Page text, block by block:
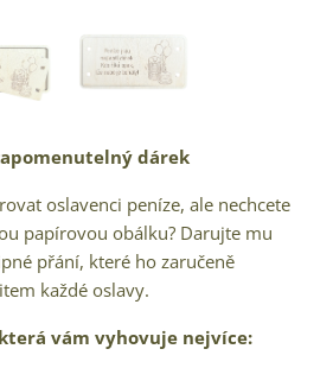
nejlepší dárek
dárek
oslavenci peníze, ale nechcete
papírovou obálku? Darujte mu
přání, které ho zaručeně
každé oslavy.
vám vyhovuje nejvíce: